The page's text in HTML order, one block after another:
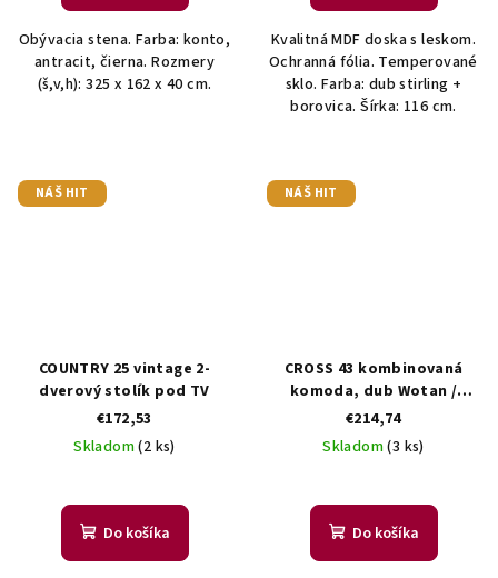
Obývacia stena. Farba: konto,
antracit, čierna. Rozmery
(š,v,h): 325 x 162 x 40 cm.
Kvalitná MDF doska s leskom.
Ochranná fólia. Temperované
sklo. Farba: dub stirling +
borovica. Šírka: 116 cm.
NÁŠ HIT
COUNTRY 25 vintage 2-
dverový stolík pod TV
€172,53
Skladom(2 ks)
Do košíka
NÁŠ HIT
CROSS 43 kombinovaná
komoda, dub Wotan /
čierna
€214,74
Skladom(3 ks)
Do košíka